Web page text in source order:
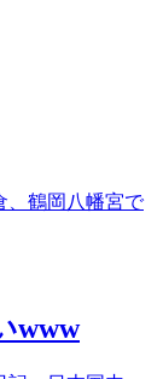
、鶴岡八幡宮で
www